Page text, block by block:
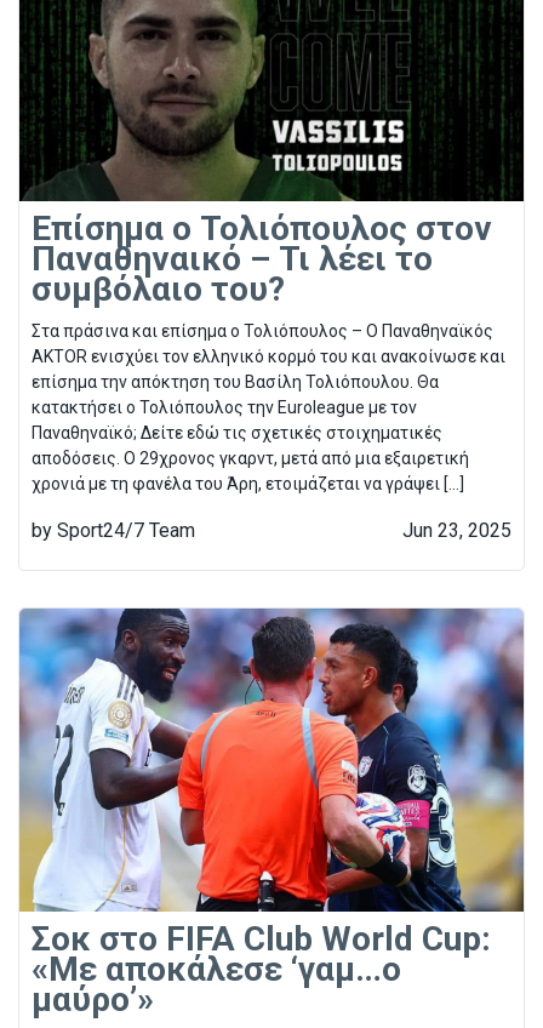
Επίσημα ο Τολιόπουλος στον
Παναθηναικό – Τι λέει το
συμβόλαιο του?
Στα πράσινα και επίσημα ο Τολιόπουλος – Ο Παναθηναϊκός
AKTOR ενισχύει τον ελληνικό κορμό του και ανακοίνωσε και
επίσημα την απόκτηση του Βασίλη Τολιόπουλου. Θα
κατακτήσει ο Τολιόπουλος την Euroleague με τον
Παναθηναϊκό; Δείτε εδώ τις σχετικές στοιχηματικές
αποδόσεις. Ο 29χρονος γκαρντ, μετά από μια εξαιρετική
χρονιά με τη φανέλα του Άρη, ετοιμάζεται να γράψει […]
by Sport24/7 Team Jun 23, 2025
Σοκ στο FIFA Club World Cup:
«Με αποκάλεσε ‘γαμ…ο
μαύρο’»